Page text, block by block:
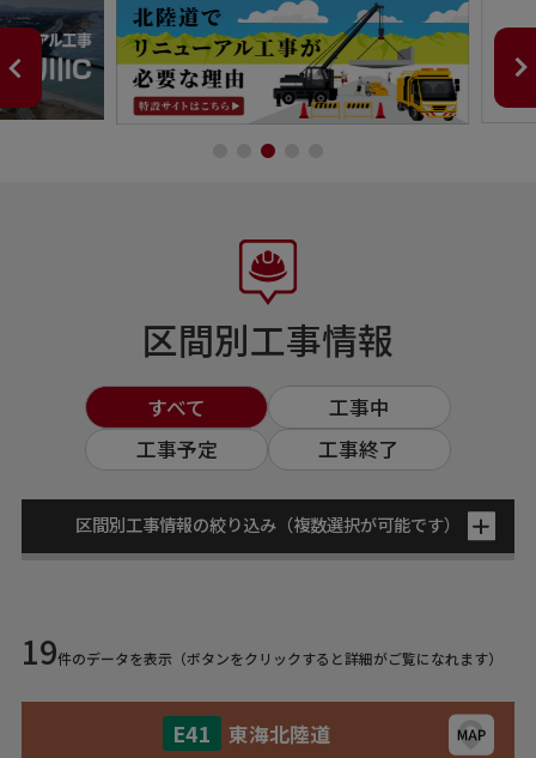
区間別工事情報
すべて
工事中
工事予定
工事終了
区間別工事情報の絞り込み（複数選択が可能です）
東海北陸道
対象期間
19件のデータを表示（ボタンをクリックすると詳細がご覧になれます）
E41 東海北陸道